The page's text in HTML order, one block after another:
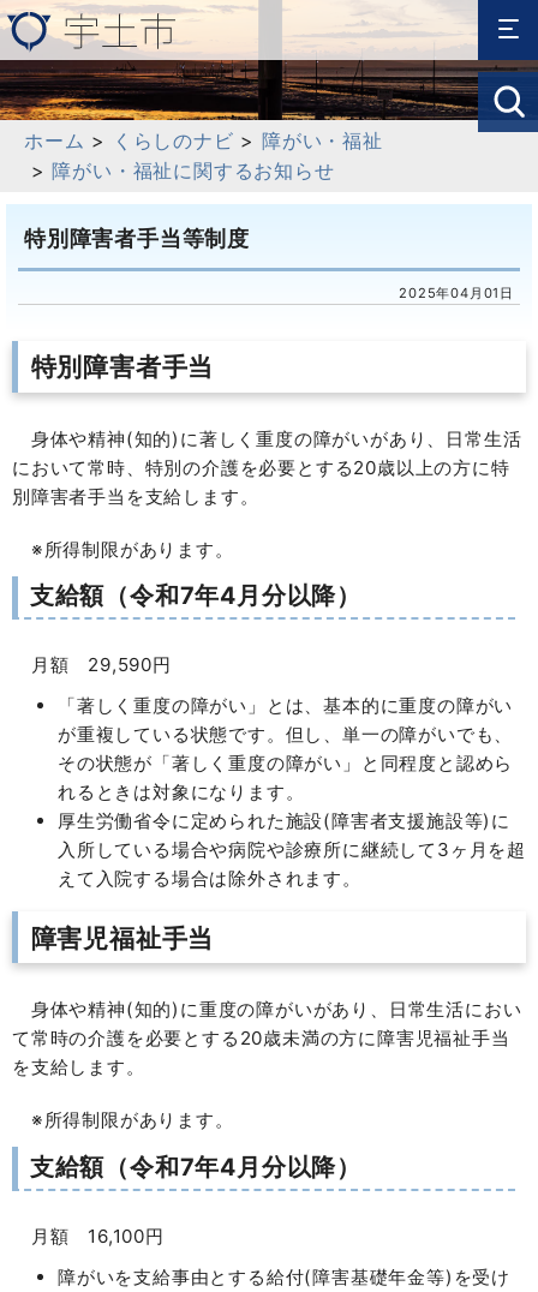
ホーム > くらしのナビ > 障がい・福祉
> 障がい・福祉に関するお知らせ
特別障害者手当等制度
2025年04月01日
特別障害者手当
身体や精神(知的)に著しく重度の障がいがあり、日常生活
において常時、特別の介護を必要とする20歳以上の方に特
別障害者手当を支給します。
※所得制限があります。
支給額（令和7年4月分以降）
月額 29,590円
「著しく重度の障がい」とは、基本的に重度の障がい
が重複している状態です。但し、単一の障がいでも、
その状態が「著しく重度の障がい」と同程度と認めら
れるときは対象になります。
厚生労働省令に定められた施設(障害者支援施設等)に
入所している場合や病院や診療所に継続して3ヶ月を超
えて入院する場合は除外されます。
障害児福祉手当
身体や精神(知的)に重度の障がいがあり、日常生活におい
て常時の介護を必要とする20歳未満の方に障害児福祉手当
を支給します。
※所得制限があります。
支給額（令和7年4月分以降）
月額 16,100円
障がいを支給事由とする給付(障害基礎年金等)を受け